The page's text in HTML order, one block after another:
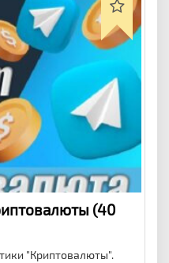
(40
"Криптовалюты".